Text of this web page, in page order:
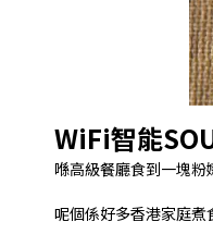
WiFi智能
喺高級餐廳食到一塊
呢個係好多香港家庭